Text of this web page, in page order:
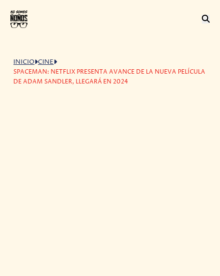
INICIO CINE
SPACEMAN: NETFLIX PRESENTA AVANCE DE LA NUEVA PELÍCULA
DE ADAM SANDLER, LLEGARÁ EN 2024